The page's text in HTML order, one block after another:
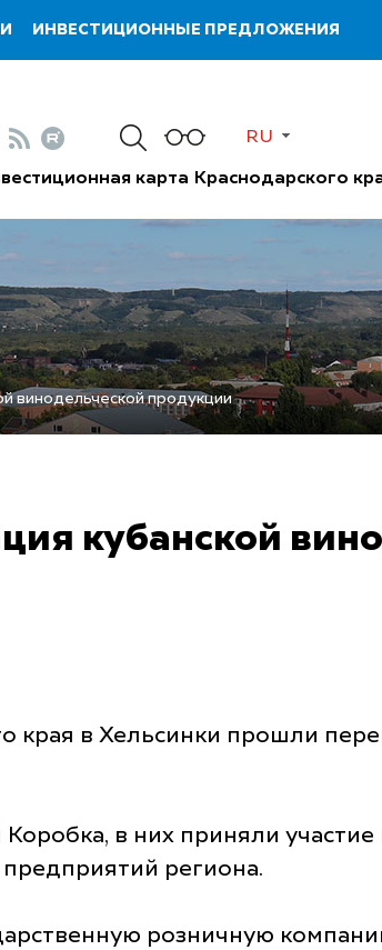
ИНВЕСТИЦИОННЫЕ ПРЕДЛОЖЕНИЯ
RU
карта Краснодарского
винодельческой продукции
кубанской
края в Хельсинки прошли
в них приняли
региона.
розничную